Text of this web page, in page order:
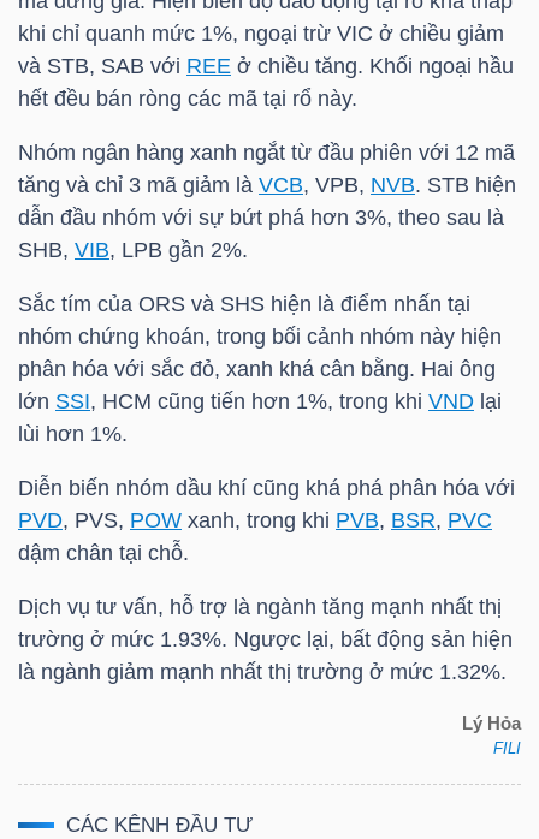
khi chỉ quanh mức 1%, ngoại trừ VIC ở chiều giảm
và STB, SAB với REE ở chiều tăng. Khối ngoại hầu
hết đều bán ròng các mã tại rổ này.
Nhóm ngân hàng xanh ngắt từ đầu phiên với 12 mã
tăng và chỉ 3 mã giảm là VCB, VPB, NVB. STB hiện
dẫn đầu nhóm với sự bứt phá hơn 3%, theo sau là
SHB, VIB, LPB gần 2%.
Sắc tím của ORS và SHS hiện là điểm nhấn tại
nhóm chứng khoán, trong bối cảnh nhóm này hiện
phân hóa với sắc đỏ, xanh khá cân bằng. Hai ông
lớn SSI, HCM cũng tiến hơn 1%, trong khi VND lại
lùi hơn 1%.
Diễn biến nhóm dầu khí cũng khá phá phân hóa với
PVD, PVS, POW xanh, trong khi PVB, BSR, PVC
dậm chân tại chỗ.
Dịch vụ tư vấn, hỗ trợ là ngành tăng mạnh nhất thị
trường ở mức 1.93%. Ngược lại, bất động sản hiện
là ngành giảm mạnh nhất thị trường ở mức 1.32%.
Lý Hỏa
FILI
CÁC KÊNH ĐẦU TƯ
vụ
(-)
chính
Công
đầu
tư
thông